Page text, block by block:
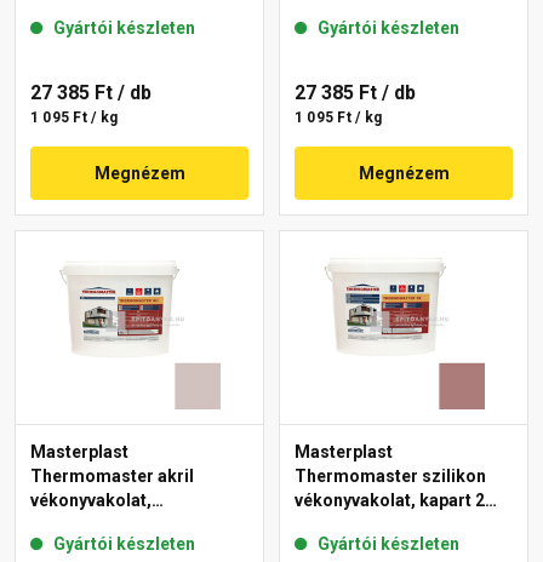
Gyártói készleten
27 385 Ft / db
1 095 Ft / kg
Megnézem
Gyártói készleten
27 385 Ft / db
1 095 Ft / kg
Megnézem
Masterplast
Thermomaster akril
vékonyvakolat,
18-E 25 kg
Gyártói készleten
Masterplast
Thermomaster szilikon
vékonyvakolat, kapart 2
Gyártói készleten